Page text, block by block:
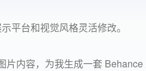
平台和视觉风格灵活修改。
内容，为我生成一套